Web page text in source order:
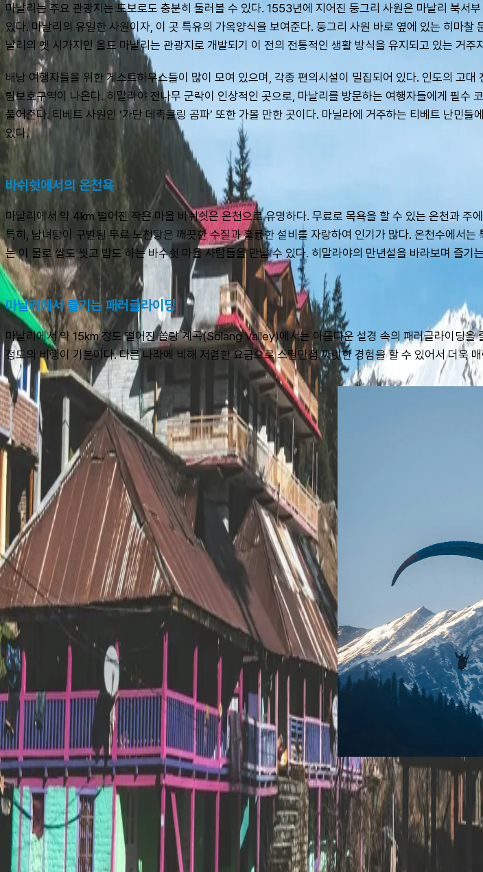
마날리는 주요 관광지는 도보로도 충분히 둘러볼 수 있다. 1553년에 지어진 둥그리 사원은 마날리 북서
있다. 마날리의 유일한 사원이자, 이 곳 특유의 가옥양식을 보여준다. 둥그리 사원 바로 옆에 있는 히마
날리의 옛 시가지인 올드 마날리는 관광지로 개발되기 이 전의 전통적인 생활 방식을 유지되고 있는 거주
배낭 여행자들을 위한 게스트하우스들이 많이 모여 있으며, 각종 편의시설이 밀집되어 있다. 인도의 고
림보호구역이 나온다. 히말라야 전나무 군락이 인상적인 곳으로, 마날리를 방문하는 여행자들에게 필
풀어준다. 티베트 사원인 ‘가단 데촉클링 곰파’ 또한 가볼 만한 곳이다. 마닐라에 거주하는 티베트 난민
있다.
바쉬쉿에서의 온천욕
마날리에서 약 4km 떨어진 작은 마을 바쉬쉿은 온천으로 유명하다. 무료로 목욕을 할 수 있는 온천과
특히, 남녀탕이 구별된 무료 노천탕은 깨끗한 수질과 훌륭한 설비를 자랑하여 인기가 많다. 온천수에서
는 이 물로 쌀도 씻고 밥도 하는 바수쉿 마을 사람들을 만날 수 있다. 히말라야의 만년설을 바라보며 즐기
마날리에서 즐기는 패러글라이딩
마날리에서 약 15km 정도 떨어진 쏠랑 계곡(Solang Valley)에서는 아름다운 설경 속의 패러글라이딩
정도의 비행이 기본이다. 다른 나라에 비해 저렴한 요금으로 스릴만점 짜릿한 경험을 할 수 있어서 더욱
맨 위로
여행지